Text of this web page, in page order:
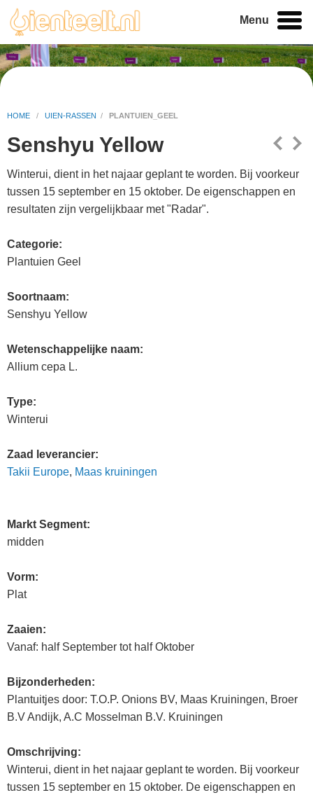
Menu
HOME / UIEN-RASSEN / PLANTUIEN_GEEL
Senshyu Yellow
Winterui, dient in het najaar geplant te worden. Bij voorkeur
tussen 15 september en 15 oktober. De eigenschappen en
resultaten zijn vergelijkbaar met "Radar".
Categorie:
Plantuien Geel
Soortnaam:
Senshyu Yellow
Wetenschappelijke naam:
Allium cepa L.
Type:
Winterui
Zaad leverancier:
Takii Europe, Maas kruiningen
Markt Segment:
midden
Vorm:
Plat
Zaaien:
Vanaf: half September tot half Oktober
Bijzonderheden:
Plantuitjes door: T.O.P. Onions BV, Maas Kruiningen, Broer
B.V Andijk, A.C Mosselman B.V. Kruiningen
Omschrijving:
Winterui, dient in het najaar geplant te worden. Bij voorkeur
tussen 15 september en 15 oktober. De eigenschappen en